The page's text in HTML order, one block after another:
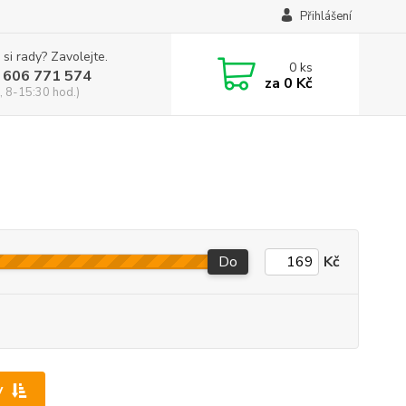
Přihlášení
rady? Zavolejte.
771 574
8-15:30 hod.)
0ks
za 0 Kč
Do Kč